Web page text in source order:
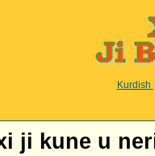
Kurdish
ji kune u